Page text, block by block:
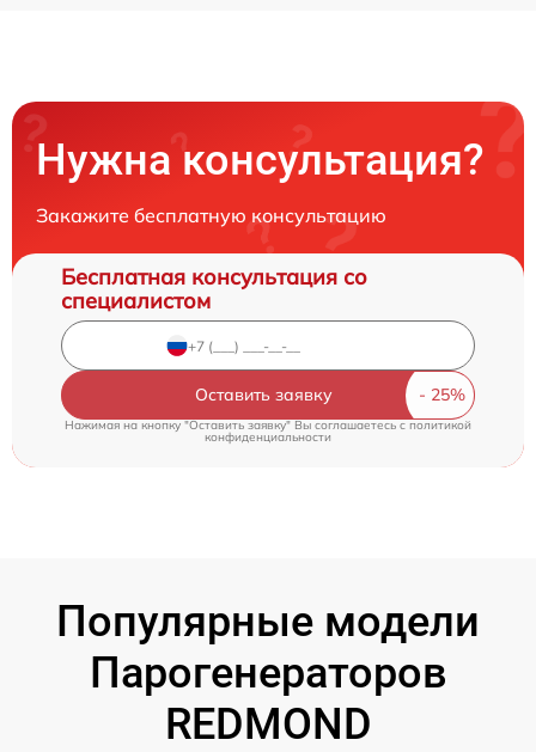
Нужна консультация?
Закажите бесплатную консультацию
Бесплатная консультация со
специалистом
Оставить заявку
Нажимая на кнопку "Оставить заявку" Вы соглашаетесь c политикой
конфиденциальности
Популярные модели
Парогенераторов
REDMOND